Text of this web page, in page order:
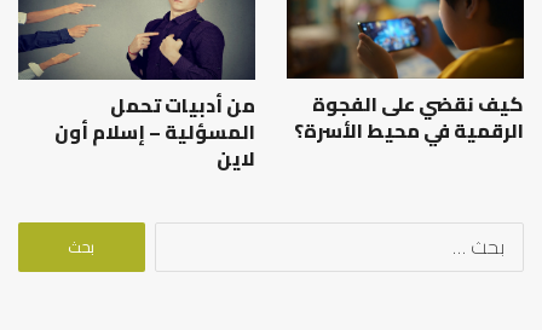
كيف نقضي على الفجوة
الرقمية في محيط الأسرة؟
من أدبيات تحمل
المسؤلية – إسلام أون
لاين
البحث